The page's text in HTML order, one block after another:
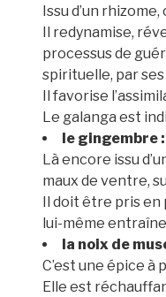
Issu d’un
Il redynamise,
processus de
spirituelle, par
Il favorise
Le galanga est
le gingembre :
Là encore issu
maux de ventre,
Il doit être pris en
lui-même
la noix de
C’est une épice
Elle est